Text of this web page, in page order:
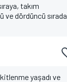
takım
ve dördüncü sırada
yaşadı ve